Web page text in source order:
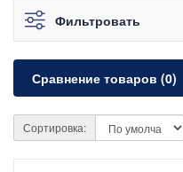
Фильтровать
Сравнение товаров (0)
Сортировка: